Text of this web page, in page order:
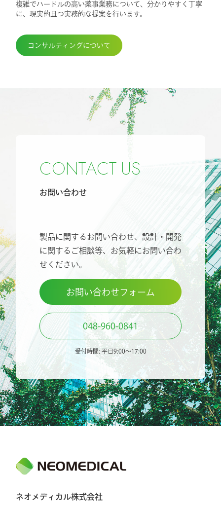
複雑でハードルの高い薬事業務について、分かりやすく丁寧
に、現実的且つ実務的な提案を行います。
コンサルティングについて
CONTACT US
お問い合わせ
製品に関するお問い合わせ、設計・開発
に関するご相談等、 お気軽にお問い合わ
せください。
お問い合わせフォーム
048-960-0841
受付時間: 平日9:00〜17:00
ネオメディカル株式会社